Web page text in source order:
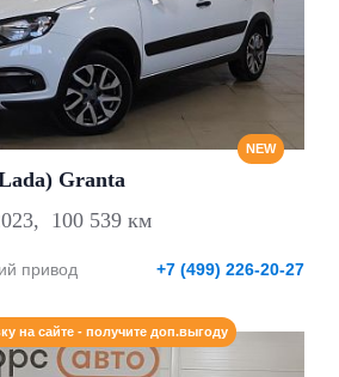
NEW
Granta
, 100 539 км
привод +7 (499) 226-20-27
на сайте - получите доп.выгоду